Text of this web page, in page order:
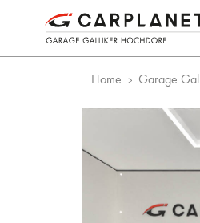
Home Garage